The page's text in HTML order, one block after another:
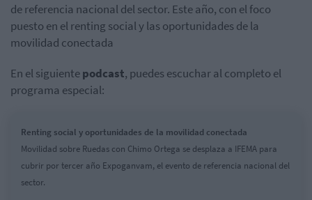
de referencia nacional del sector. Este año, con el foco
puesto en el renting social y las oportunidades de la
movilidad conectada
En el siguientepodcast, puedes escuchar al completo el
programa especial:
Renting social y oportunidades de la movilidad conectada
Movilidad sobre Ruedas con Chimo Ortega se desplaza a IFEMA para
cubrir por tercer año Expoganvam, el evento de referencia nacional del
sector.